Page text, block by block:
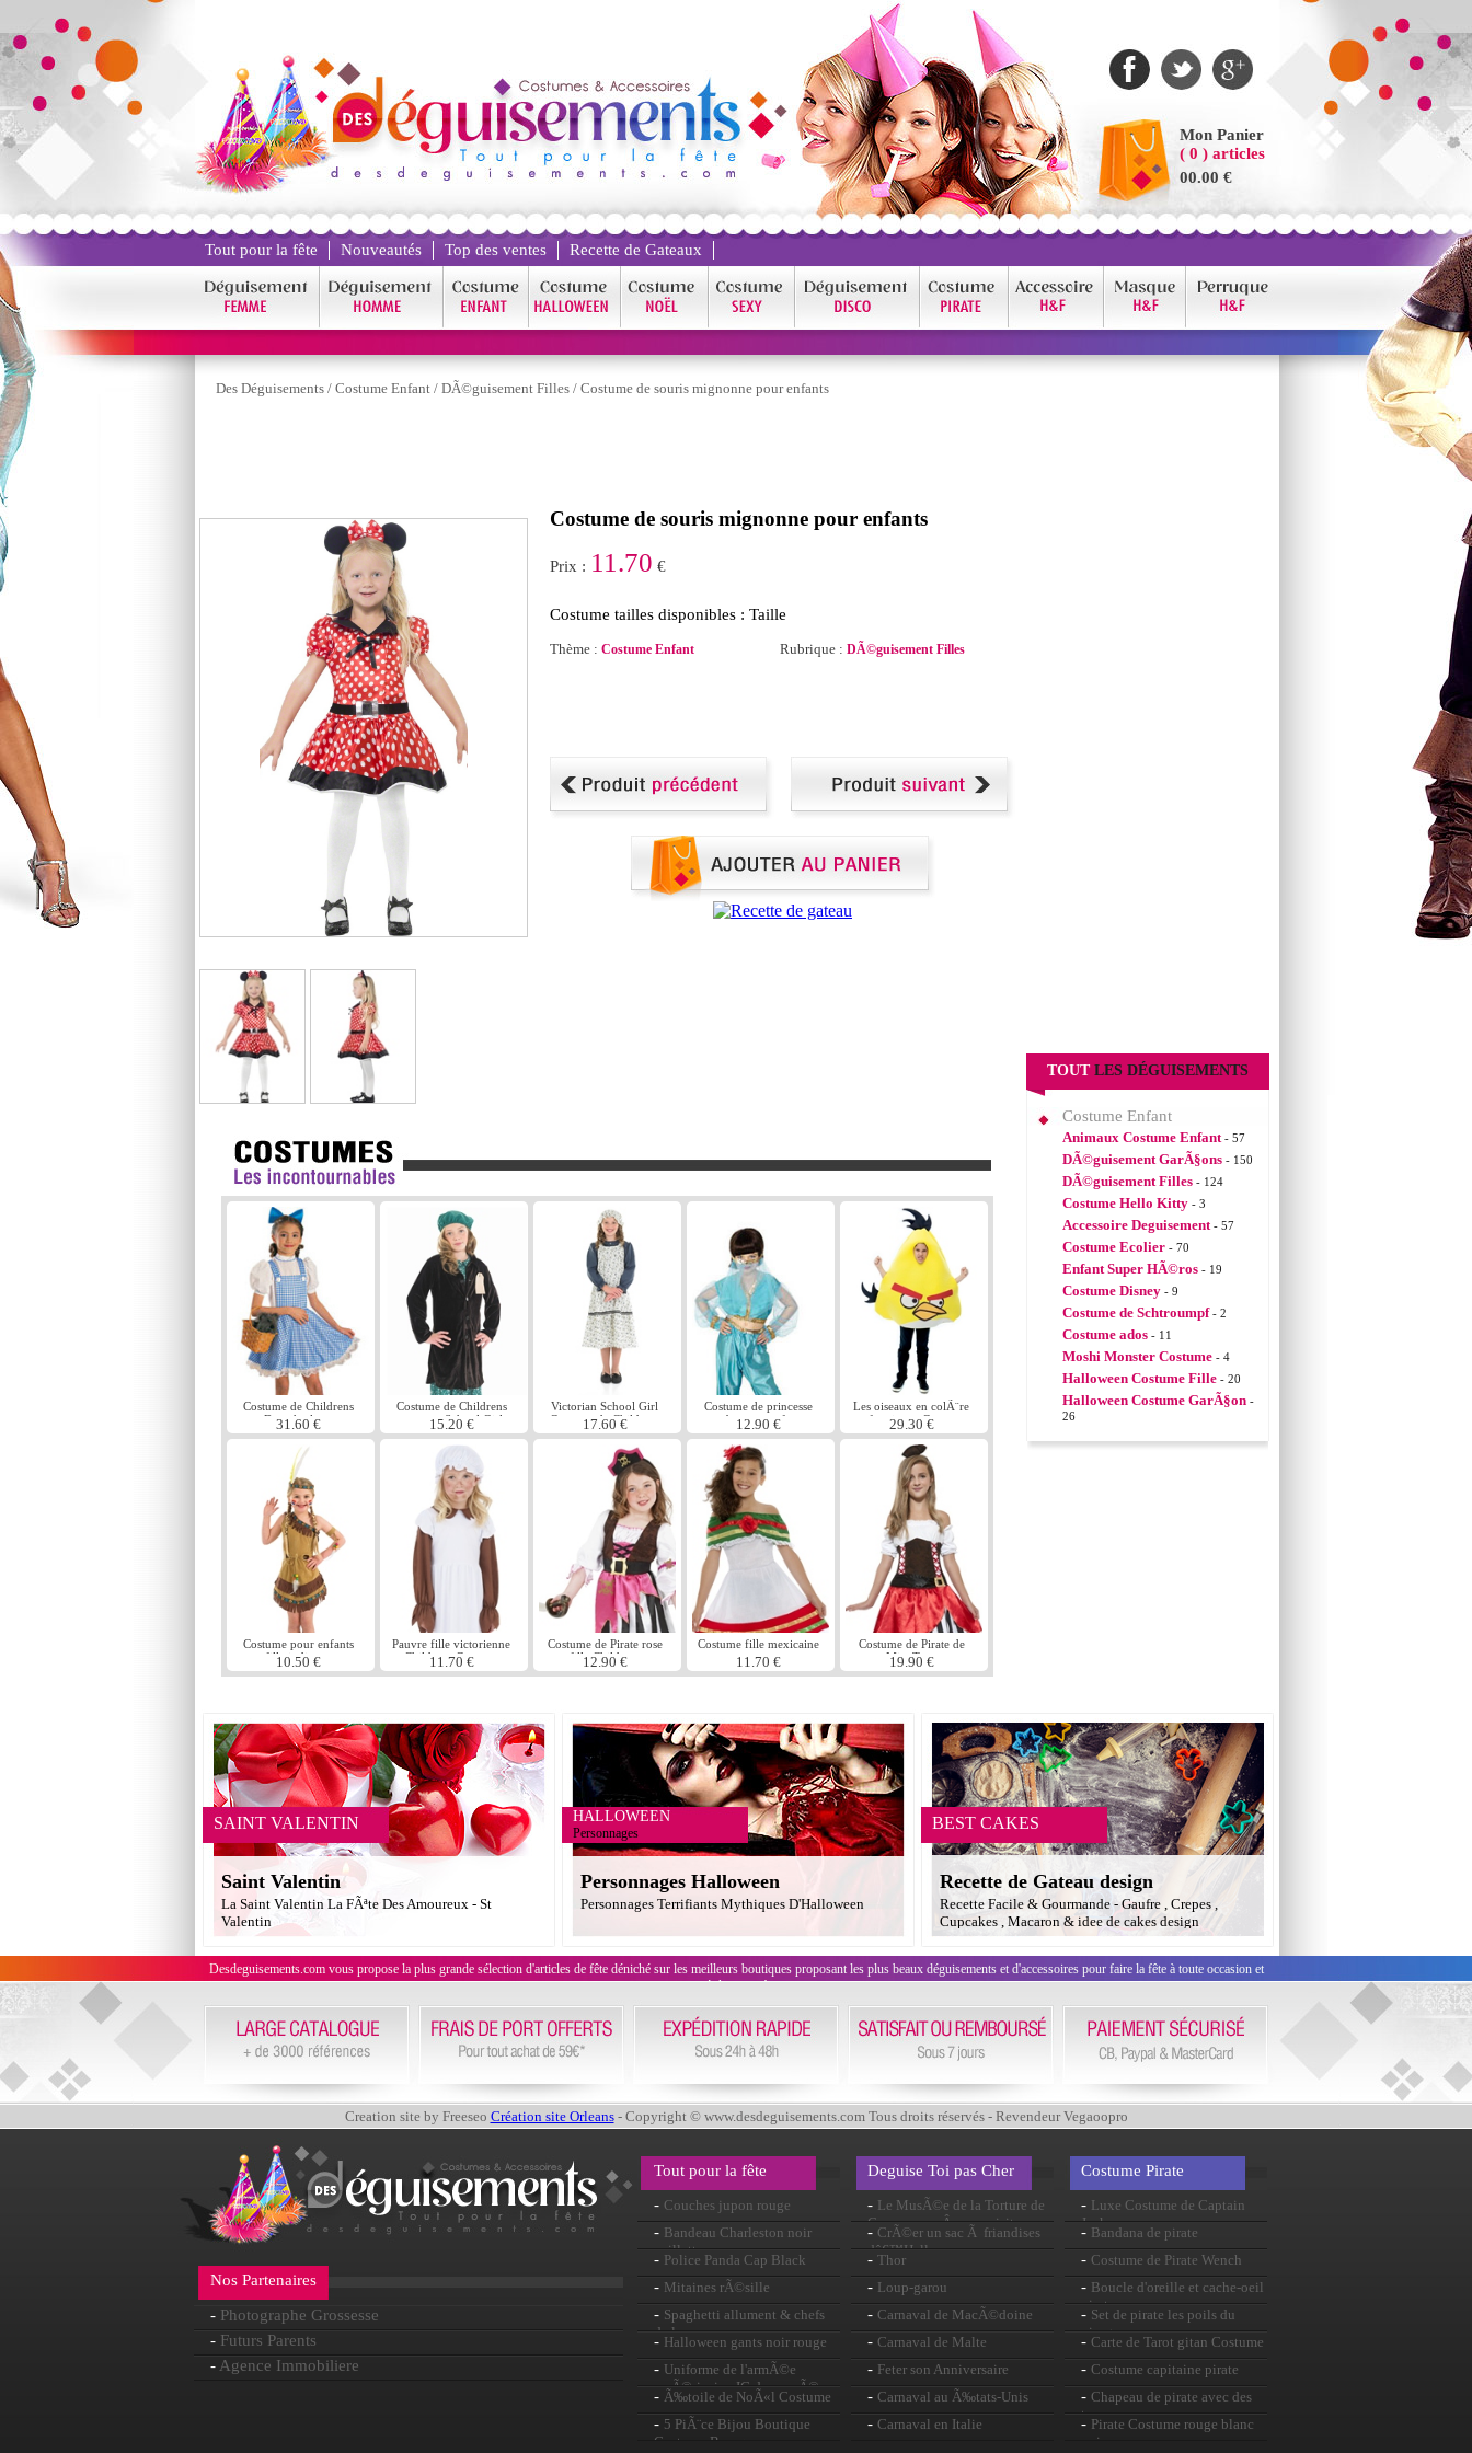
Mon Panier
( 0 ) articles
00.00 €
Tout pour la fête Nouveautés Top des ventes Recette de Gateaux
Des Déguisements / Costume Enfant / DÃ©guisement Filles / Costume de souris mignonne pour enfants
Costume de souris mignonne pour enfants
Prix : 11.70 €
Costume tailles disponibles : Taille
Thème : Costume Enfant Rubrique : DÃ©guisement Filles
Costume de Childrens
Dorothy luxe
31.60 €
Costume de Childrens
evacuee School Girl
15.20 €
Victorian School Girl
Costume de Childrens
17.60 €
Costume de princesse
arabe pour enfants
12.90 €
Les oiseaux en colÃ¨re
enfant jaune Costume
29.30 €
Costume pour enfants
fille indienne
10.50 €
Pauvre fille victorienne
Childrens Costume
11.70 €
Costume de Pirate rose
fille Childrens
12.90 €
Costume fille mexicaine
11.70 €
Costume de Pirate de
Miss Teen
19.90 €
TOUT LES DÉGUISEMENTS
Costume Enfant
Animaux Costume Enfant - 57
DÃ©guisement GarÃ§ons - 150
DÃ©guisement Filles - 124
Costume Hello Kitty - 3
Accessoire Deguisement - 57
Costume Ecolier - 70
Enfant Super HÃ©ros - 19
Costume Disney - 9
Costume de Schtroumpf- 2
Costume ados - 11
Moshi Monster Costume - 4
Halloween Costume Fille - 20
Halloween Costume GarÃ§on -
26
SAINT VALENTIN
Saint Valentin
La Saint Valentin La FÃªte Des Amoureux - St
Valentin
HALLOWEEN
Personnages
Personnages Halloween
Personnages Terrifiants Mythiques D'Halloween
BEST CAKES
Recette de Gateau design
Recette Facile & Gourmande - Gaufre , Crepes ,
Cupcakes , Macaron & idee de cakes design
Desdeguisements.com vous propose la plus grande sélection d'articles de fête déniché sur les meilleurs boutiques proposant les plus beaux déguisements et d'accessoires pour faire la fête à toute occasion et
évènement !
Creation site by Freeseo Création site Orleans- Copyright © www.desdeguisements.com Tous droits réservés - Revendeur Vegaoopro
Nos Partenaires
- Photographe Grossesse
- Futurs Parents
- Agence Immobiliere
Tout pour la fête
- Couches jupon rouge
- Bandeau Charleston noir
paillettes
- Police Panda Cap Black
- Mitaines rÃ©sille
- Spaghetti allument & chefs
de lueur
- Halloween gants noir rouge
- Uniforme de l'armÃ©e
amÃ©ricaine IG des annÃ©es
1940
- Ã‰toile de NoÃ«l Costume
- 5 PiÃ¨ce Bijou Boutique
Costume Baroque
Deguise Toi pas Cher
- Le MusÃ©e de la Torture de
CarcassonneÂ : une visite
historiqueÂ !
- CrÃ©er un sac Ã friandises
dâ€™Halloween
- Thor
- Loup-garou
- Carnaval de MacÃ©doine
- Carnaval de Malte
- Feter son Anniversaire
- Carnaval au Ã‰tats-Unis
- Carnaval en Italie
Costume Pirate
- Luxe Costume de Captain
Jack
- Bandana de pirate
- Costume de Pirate Wench
- Boucle d'oreille et cache-oeil
pirates
- Set de pirate les poils du
visage
- Carte de Tarot gitan Costume
- Costume capitaine pirate
- Chapeau de pirate avec des
tresses
- Pirate Costume rouge blanc
noir